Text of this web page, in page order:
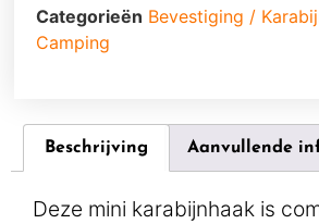
Categorieën Bevestiging /
Camping
Beschrijving Aanvullende
Deze mini karabijnhaak is